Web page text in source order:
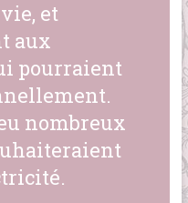
et
aux
pourraient
nombreux